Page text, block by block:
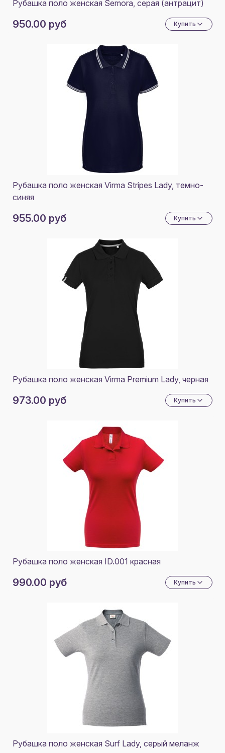
Рубашка поло женская Semora, серая (антрацит)
950.00 руб Купить
Рубашка поло женская Virma Stripes Lady, темно-
синяя
955.00 руб Купить
Рубашка поло женская Virma Premium Lady, черная
973.00 руб Купить
Рубашка поло женская ID.001 красная
990.00 руб Купить
Рубашка поло женская Surf Lady, серый меланж